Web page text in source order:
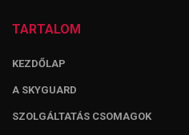
TARTALOM
KEZDŐLAP
A SKYGUARD
SZOLGÁLTATÁS CSOMAGOK